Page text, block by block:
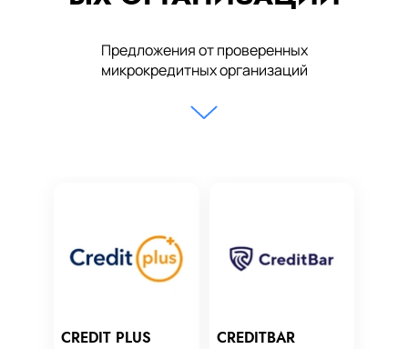
Предложения от проверенных
микрокредитных организаций
CREDIT PLUS CREDITBAR